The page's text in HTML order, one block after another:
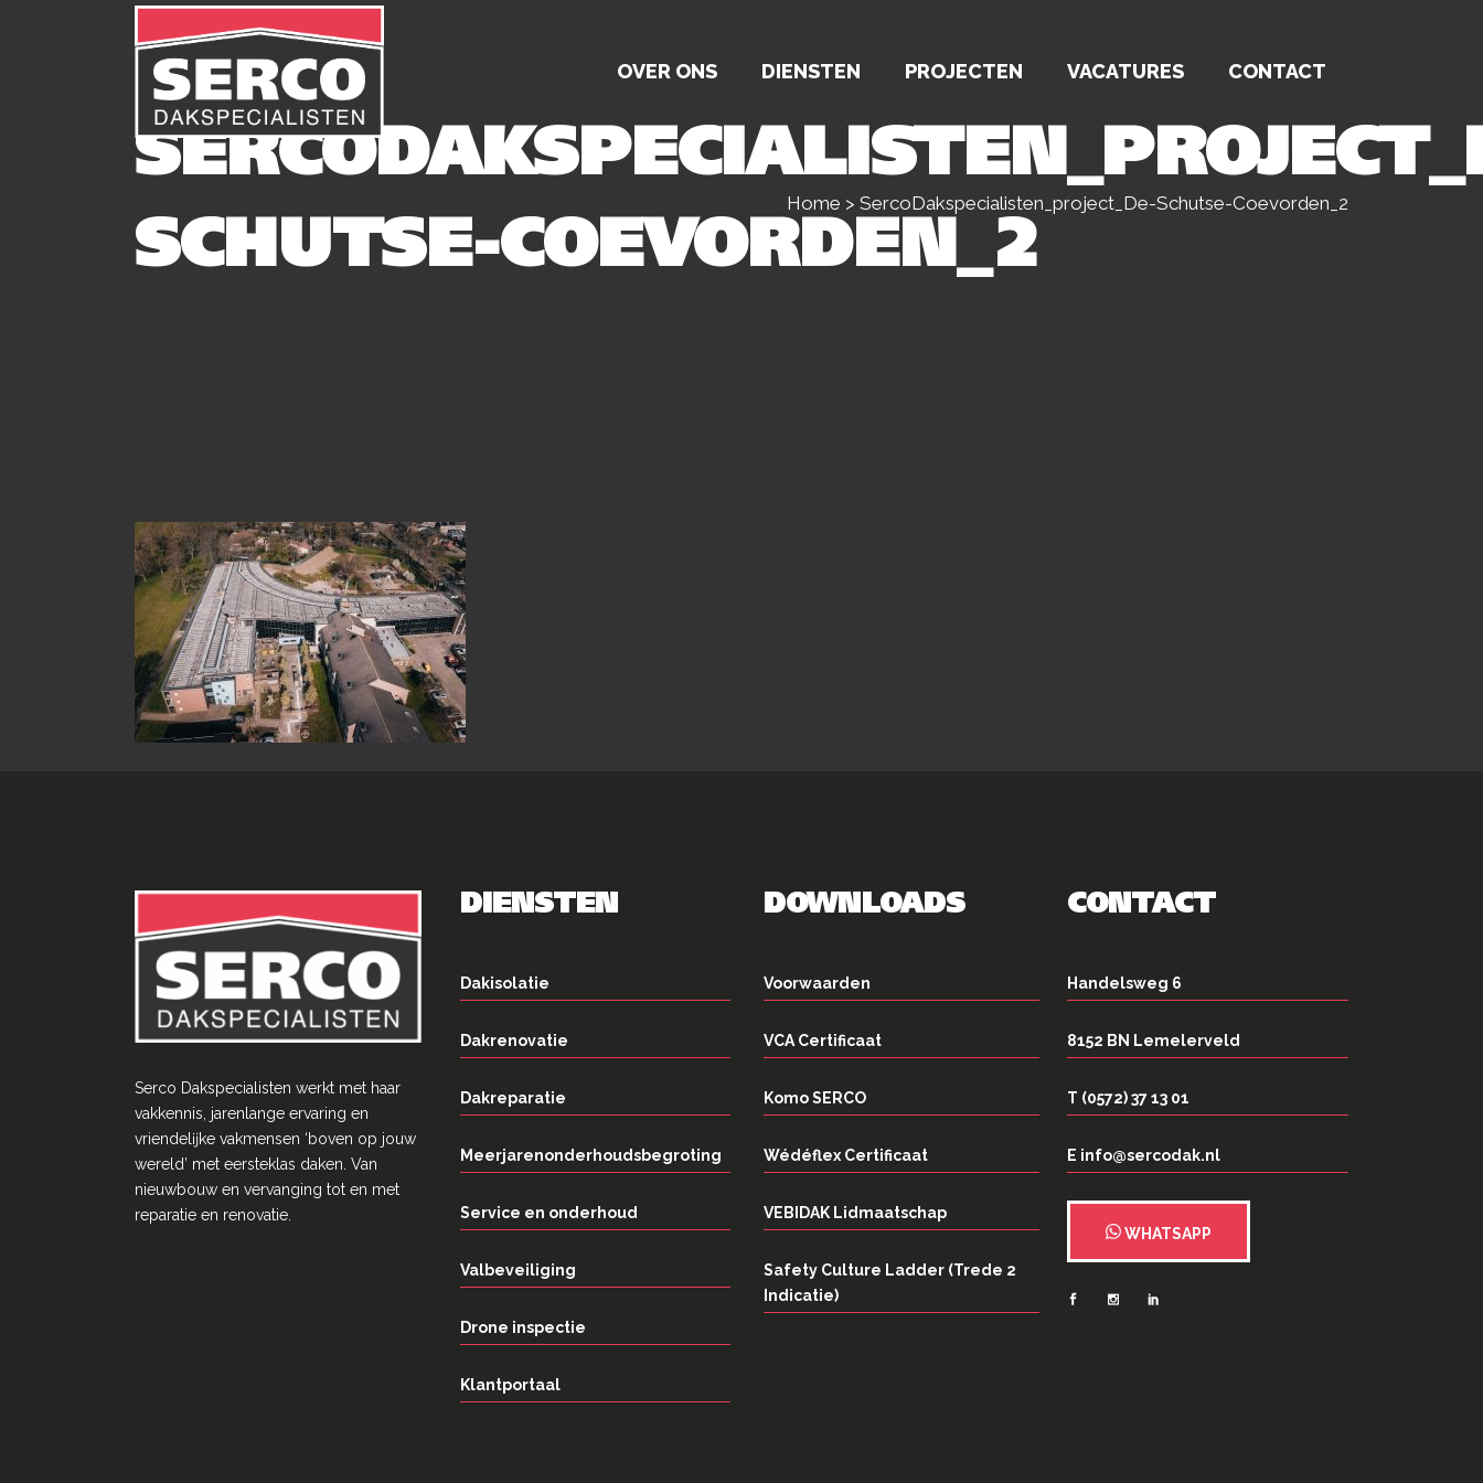
OVER ONS DIENSTEN PROJECTEN VACATURES CONTACT
SCHUTSE-COEVORDEN_2
Home > SercoDakspecialisten_project_De-Schutse-Coevorden_2
Serco Dakspecialisten werkt met haar
vakkennis, jarenlange ervaring en
vriendelĳke vakmensen ‘boven op jouw
wereld’ met eersteklas daken. Van
nieuwbouw en vervanging tot en met
reparatie en renovatie.
DIENSTEN
Dakisolatie
Dakrenovatie
Dakreparatie
Meerjarenonderhoudsbegroting
Service en onderhoud
Valbeveiliging
Drone inspectie
Klantportaal
DOWNLOADS
Voorwaarden
VCA Certificaat
Komo SERCO
Wédéflex Certificaat
VEBIDAK Lidmaatschap
Safety Culture Ladder (Trede 2
Indicatie)
CONTACT
Handelsweg 6
8152 BN Lemelerveld
T (0572) 37 13 01
E info@sercodak.nl
WHATSAPP